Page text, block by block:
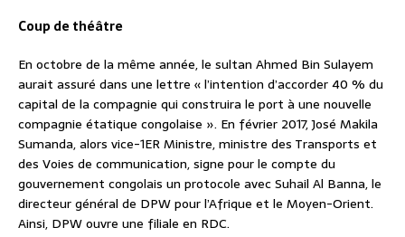
Coup de théâtre
En octobre de la même année, le sultan Ahmed Bin Sulayem
aurait assuré dans une lettre « l’intention d’accorder 40 % du
capital de la compagnie qui construira le port à une nouvelle
compagnie étatique congolaise ». En février 2017, José Makila
Sumanda, alors vice-1ER Ministre, ministre des Transports et
des Voies de communication, signe pour le compte du
gouvernement congolais un protocole avec Suhail Al Banna, le
directeur général de DPW pour l’Afrique et le Moyen-Orient.
Ainsi, DPW ouvre une filiale en RDC.